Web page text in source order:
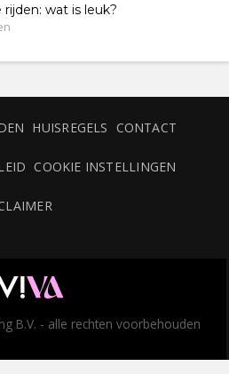
wat is leuk?
HUISREGELS CONTACT
COOKIE INSTELLINGEN
B.V. - alle rechten voorbehouden